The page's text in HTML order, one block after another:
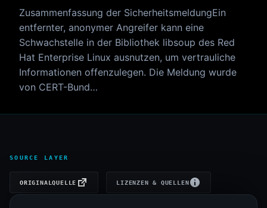
Zusammenfassung der SicherheitsmeldungEin
entfernter, anonymer Angreifer kann eine
Schwachstelle in der Bibliothek libsoup des Red
Hat Enterprise Linux ausnutzen, um vertrauliche
Informationen offenzulegen. Die Meldung wurde
von CERT-Bund…
SOURCE LAYER
ORIGINALQUELLE LIZENZEN & QUELLEN